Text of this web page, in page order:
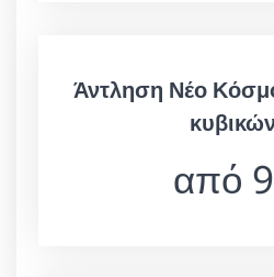
Άντληση Νέο
από